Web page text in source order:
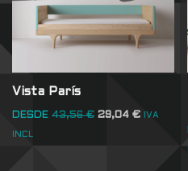
Vista París
DESDE 43,56€ 29,04 € IVA
INCL